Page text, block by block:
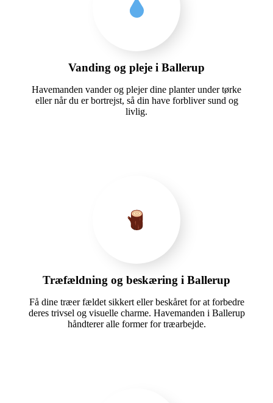
Vanding og pleje i Ballerup
Havemanden vander og plejer dine planter under tørke
eller når du er bortrejst, så din have forbliver sund og
livlig.
Træfældning og beskæring i Ballerup
Få dine træer fældet sikkert eller beskåret for at forbedre
deres trivsel og visuelle charme. Havemanden i Ballerup
håndterer alle former for træarbejde.